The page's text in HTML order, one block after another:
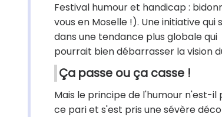
Festival humour et handicap :
vous en Moselle !). Une initiative qui
dans une tendance plus globale qui
pourrait bien débarrasser la vision
Ça passe ou ça casse !
Mais le principe de l'humour n'est-il
ce pari et s'est pris une sévère